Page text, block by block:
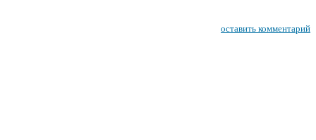
оставить комментарий